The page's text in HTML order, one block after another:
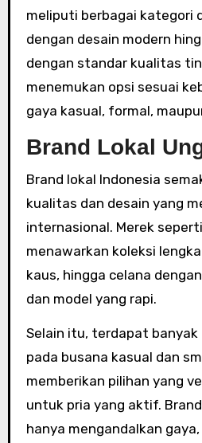
meliputi berbagai kategori
dengan desain modern
dengan standar kualitas
menemukan opsi sesuai
gaya kasual, formal,
Brand Lokal
Brand lokal Indonesia
kualitas dan desain yang
internasional. Merek seperti
menawarkan koleksi
kaus, hingga celana
dan model yang rapi.
Selain itu, terdapat banyak
pada busana kasual dan
memberikan pilihan yang
untuk pria yang aktif.
hanya mengandalkan